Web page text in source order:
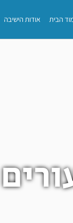
הבית אודות הישיבה